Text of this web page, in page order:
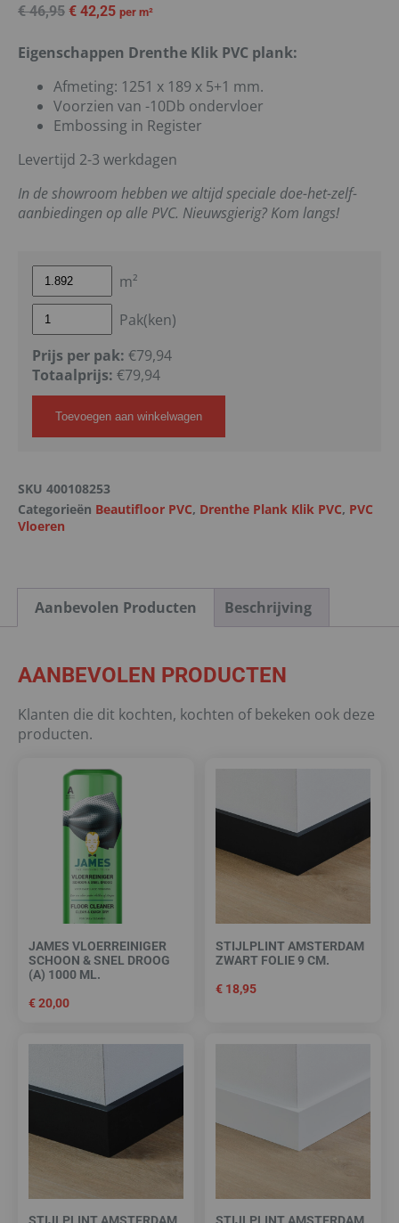
€46,95 € 42,25 per m²
Eigenschappen Drenthe Klik PVC plank:
Afmeting: 1251 x 189 x 5+1 mm.
Voorzien van -10Db ondervloer
Embossing in Register
Levertijd 2-3 werkdagen
In de showroom hebben we altijd speciale doe-het-zelf-
aanbiedingen op alle PVC. Nieuwsgierig? Kom langs!
m²
Pak(ken)
Prijs per pak: €79,94
Totaalprijs: €79,94
Toevoegen aan winkelwagen
SKU 400108253
Categorieën Beautifloor PVC, Drenthe Plank Klik PVC, PVC
Vloeren
Aanbevolen Producten Beschrijving
AANBEVOLEN PRODUCTEN
Klanten die dit kochten, kochten of bekeken ook deze
producten.
JAMES VLOERREINIGER
SCHOON & SNEL DROOG
(A) 1000 ML.
€20,00
STIJLPLINT AMSTERDAM
ZWART FOLIE 9 CM.
€ 18,95